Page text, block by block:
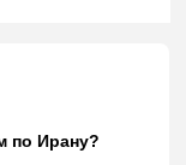
по Ирану?